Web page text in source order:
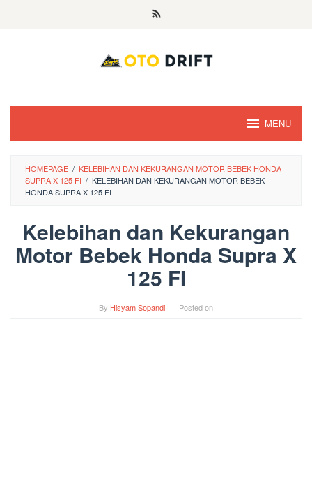
MENU
HOMEPAGE / KELEBIHAN DAN KEKURANGAN MOTOR BEBEK HONDA
SUPRA X 125 FI / KELEBIHAN DAN KEKURANGAN MOTOR BEBEK
HONDA SUPRA X 125 FI
Kelebihan dan Kekurangan
Motor Bebek Honda Supra X
125 FI
By Hisyam Sopandi Posted on